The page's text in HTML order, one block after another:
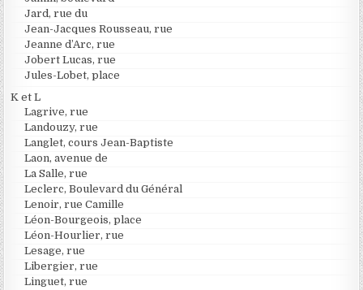
Jard, rue du
Jean-Jacques Rousseau, rue
Jeanne d’Arc, rue
Jobert Lucas, rue
Jules-Lobet, place
K et L
Lagrive, rue
Landouzy, rue
Langlet, cours Jean-Baptiste
Laon, avenue de
La Salle, rue
Leclerc, Boulevard du Général
Lenoir, rue Camille
Léon-Bourgeois, place
Léon-Hourlier, rue
Lesage, rue
Libergier, rue
Linguet, rue